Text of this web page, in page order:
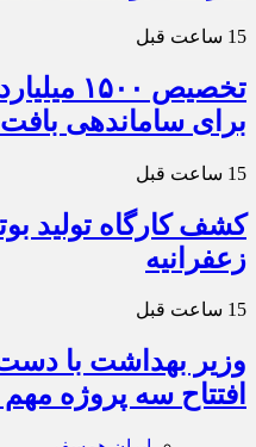
15 ساعت قبل
تخصیص
برای ساماندهی
15 ساعت قبل
کشف کارگاه تولید
زعفرانیه
15 ساعت قبل
وزیر بهداشت با
افتتاح سه پروژه